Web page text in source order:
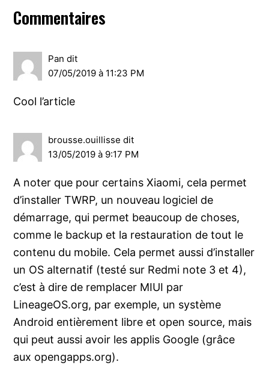
Interactions
lecteur
Commentaires
Pan dit
07/05/2019 à 11:23 PM
Cool l’article
brousse.ouillisse dit
13/05/2019 à 9:17 PM
A noter que pour certains Xiaomi, cela permet
d’installer TWRP, un nouveau logiciel de
démarrage, qui permet beaucoup de choses,
comme le backup et la restauration de tout le
contenu du mobile. Cela permet aussi d’installer
un OS alternatif (testé sur Redmi note 3 et 4),
c’est à dire de remplacer MIUI par
LineageOS.org, par exemple, un système
Android entièrement libre et open source, mais
qui peut aussi avoir les applis Google (grâce
aux opengapps.org).